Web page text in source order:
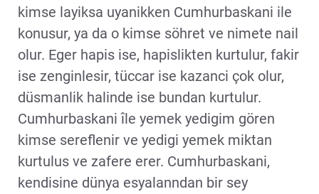
kimse layiksa uyanikken Cumhurbaskani ile
konusur, ya da o kimse söhret ve nimete nail
olur. Eger hapis ise, hapislikten kurtulur, fakir
ise zenginlesir, tüccar ise kazanci çok olur,
düsmanlik halinde ise bundan kurtulur.
Cumhurbaskani île yemek yedigim gören
kimse sereflenir ve yedigi yemek miktan
kurtulus ve zafere erer. Cumhurbaskani,
kendisine dünya esyalanndan bir sey